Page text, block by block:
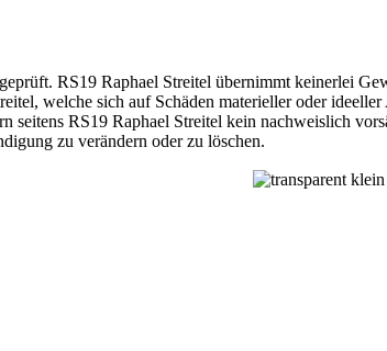
RS19 Raphael Streitel übernimmt keinerlei
welche sich auf Schäden materieller oder
seitens RS19 Raphael Streitel kein nachweislich
zu verändern oder zu löschen.